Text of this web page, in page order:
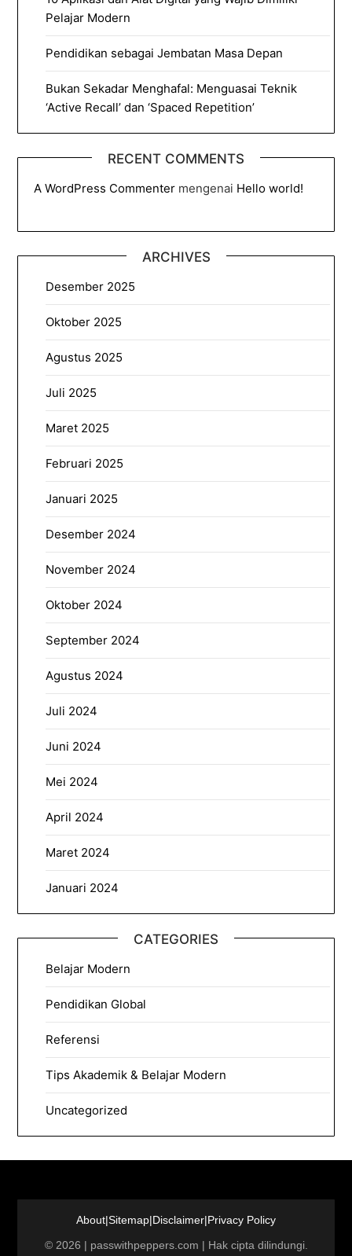
Pelajar Modern
Pendidikan sebagai Jembatan Masa Depan
Bukan Sekadar Menghafal: Menguasai Teknik
‘Active Recall’ dan ‘Spaced Repetition’
RECENT COMMENTS
A WordPress Commenter mengenai Hello world!
ARCHIVES
Desember 2025
Oktober 2025
Agustus 2025
Juli 2025
Maret 2025
Februari 2025
Januari 2025
Desember 2024
November 2024
Oktober 2024
September 2024
Agustus 2024
Juli 2024
Juni 2024
Mei 2024
April 2024
Maret 2024
Januari 2024
CATEGORIES
Belajar Modern
Pendidikan Global
Referensi
Tips Akademik & Belajar Modern
Uncategorized
About|Sitemap|Disclaimer|Privacy Policy
© 2026 | passwithpeppers.com | Hak cipta dilindungi.